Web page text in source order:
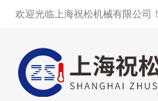
欢迎光临上海祝松机械有限公司！